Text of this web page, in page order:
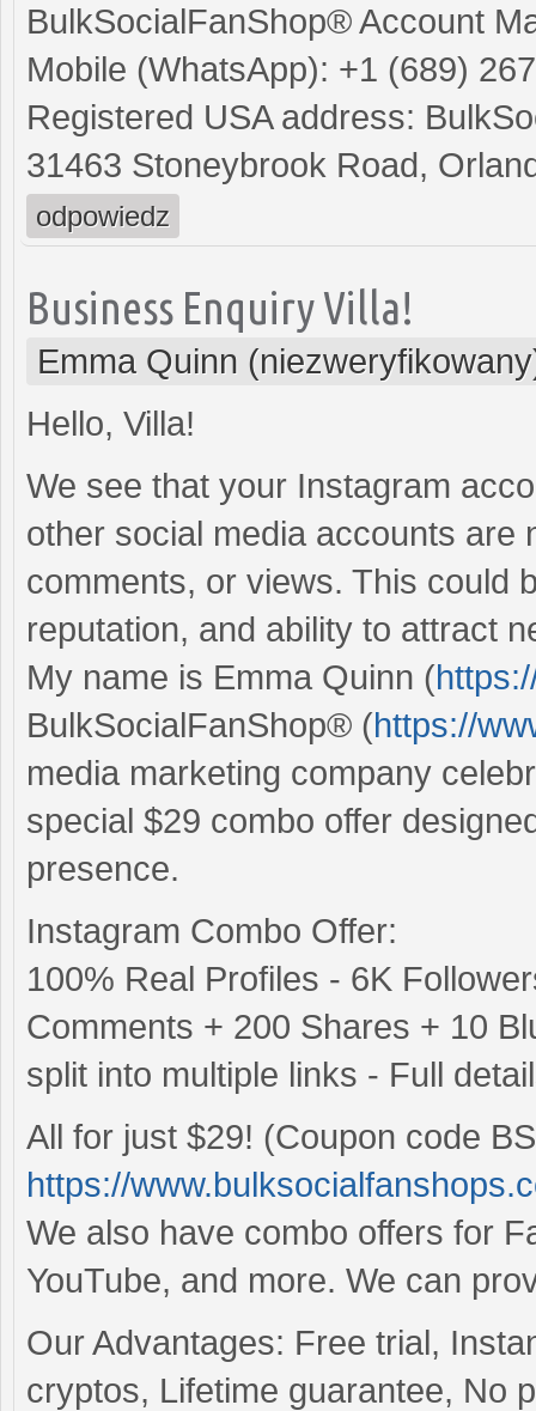
BulkSocialFanShop® Account
Mobile (WhatsApp): +1 (689)
Registered USA address:
31463 Stoneybrook Road,
odpowiedz
Business Enquiry Villa!
Emma Quinn
Hello, Villa!
We see that your Instagram
other social media accounts are
comments, or views. This could
reputation, and ability to attract
My name is Emma Quinn (
BulkSocialFanShop® (https://
media marketing company
special $29 combo offer
presence.
Instagram Combo Offer:
100% Real Profiles - 6K
Comments + 200 Shares + 10
split into multiple links - Full
All for just $29! (Coupon code
https://
We also have combo offers for
YouTube, and more. We can
Our Advantages: Free trial,
cryptos, Lifetime guarantee, No